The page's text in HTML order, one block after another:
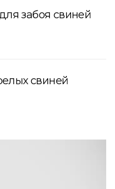
забоя свиней
свиней